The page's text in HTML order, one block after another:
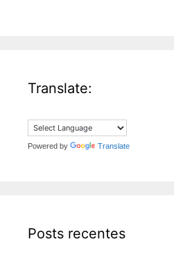
Translate:
Powered by Translate
Posts recentes